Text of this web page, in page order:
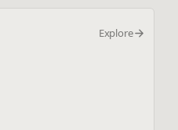
Explore